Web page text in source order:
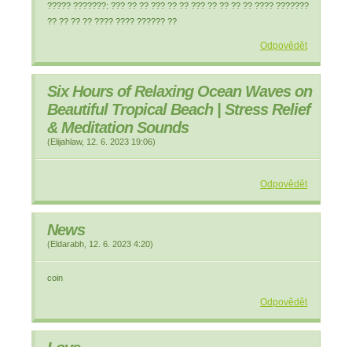
????? ???????: ??? ?? ?? ??? ?? ?? ??? ?? ?? ?? ?? ???? ???????
?? ?? ?? ?? ???? ???? ?????? ??
Odpovědět
Six Hours of Relaxing Ocean Waves on
Beautiful Tropical Beach | Stress Relief
& Meditation Sounds
(Elijahlaw, 12. 6. 2023 19:06)
Odpovědět
News
(Eldarabh 12. 6. 2023 4:20)
coin
Odpovědět